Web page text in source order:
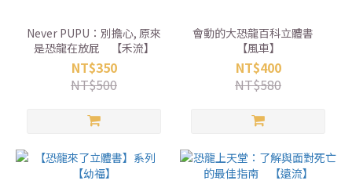
Never PUPU：別擔心, 原來
是恐龍在放屁 【禾流】
NT$350
NT$500
會動的大恐龍百科立體書
【風車】
NT$400
NT$580